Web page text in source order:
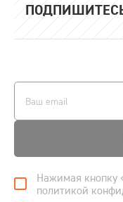
Нажимая кнопку
политикой